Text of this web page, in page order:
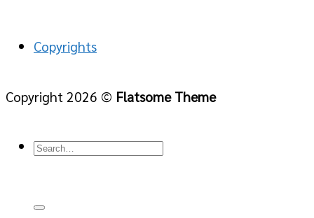
Copyrights
Copyright 2026 © Flatsome Theme